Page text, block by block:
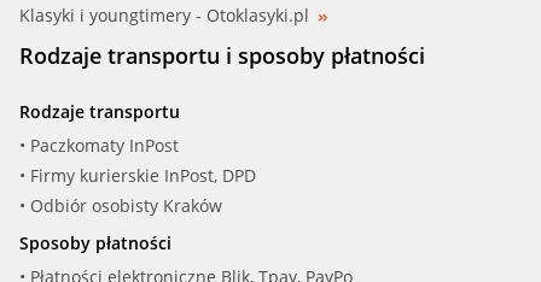
Klasyki i youngtimery - Otoklasyki.pl
Rodzaje transportu i sposoby płatności
Rodzaje transportu
• Paczkomaty InPost
• Firmy kurierskie InPost, DPD
• Odbiór osobisty Kraków
Sposoby płatności
• Płatności elektroniczne Blik, Tpay, PayPo